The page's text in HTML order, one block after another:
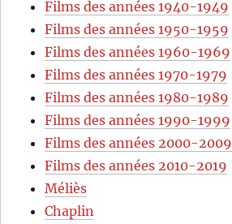
Films des années 1940-1949
Films des années 1950-1959
Films des années 1960-1969
Films des années 1970-1979
Films des années 1980-1989
Films des années 1990-1999
Films des années 2000-2009
Films des années 2010-2019
Méliès
Chaplin